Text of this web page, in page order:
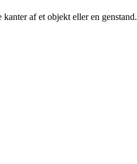
af et objekt eller en genstand.